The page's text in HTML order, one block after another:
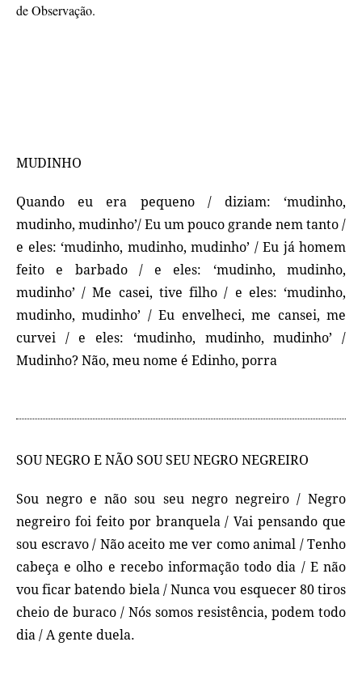
de Observação.
MUDINHO
Quando eu era pequeno / diziam: ‘mudinho,
mudinho, mudinho’/ Eu um pouco grande nem tanto /
e eles: ‘mudinho, mudinho, mudinho’ / Eu já homem
feito e barbado / e eles: ‘mudinho, mudinho,
mudinho’ / Me casei, tive filho / e eles: ‘mudinho,
mudinho, mudinho’ / Eu envelheci, me cansei, me
curvei / e eles: ‘mudinho, mudinho, mudinho’ /
Mudinho? Não, meu nome é Edinho, porra
SOU NEGRO E NÃO SOU SEU NEGRO NEGREIRO
Sou negro e não sou seu negro negreiro / Negro
negreiro foi feito por branquela / Vai pensando que
sou escravo / Não aceito me ver como animal / Tenho
cabeça e olho e recebo informação todo dia / E não
vou ficar batendo biela / Nunca vou esquecer 80 tiros
cheio de buraco / Nós somos resistência, podem todo
dia / A gente duela.